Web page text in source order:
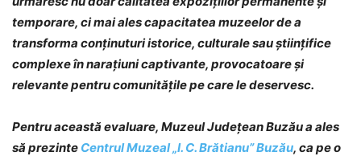
temporare, ci mai ales capacitatea muzeelor de a
transforma conținuturi istorice, culturale sau științifice
complexe în narațiuni captivante, provocatoare și
relevante pentru comunitățile pe care le deservesc.
Pentru această evaluare, Muzeul Județean Buzău a ales
să prezinte Centrul Muzeal „I. C. Brătianu” Buzău, ca pe o